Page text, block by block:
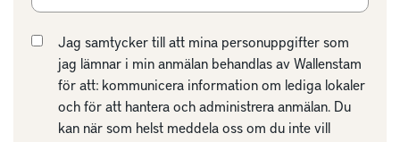
Jag samtycker till att mina personuppgifter som
jag lämnar i min anmälan behandlas av Wallenstam
för att: kommunicera information om lediga lokaler
och för att hantera och administrera anmälan. Du
kan när som helst meddela oss om du inte vill